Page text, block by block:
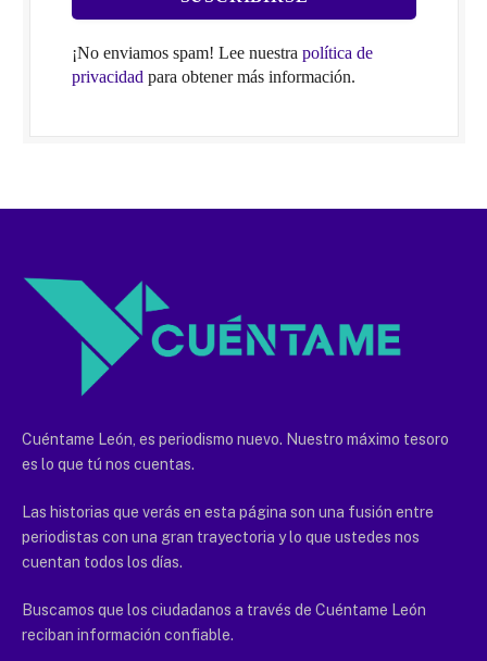
¡No enviamos spam! Lee nuestra política de
privacidad para obtener más información.
Cuéntame León, es periodismo nuevo. Nuestro máximo tesoro
es lo que tú nos cuentas.
Las historias que verás en esta página son una fusión entre
periodistas con una gran trayectoria y lo que ustedes nos
cuentan todos los días.
Buscamos que los ciudadanos a través de Cuéntame León
reciban información confiable.